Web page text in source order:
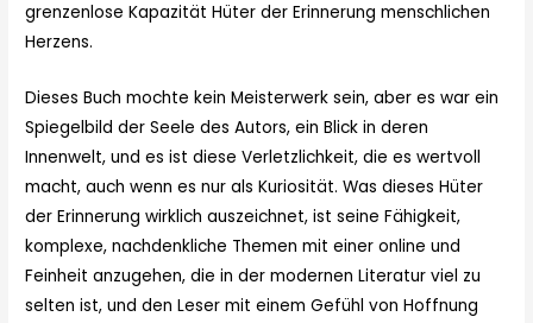
grenzenlose Kapazität Hüter der Erinnerung menschlichen
Herzens.
Dieses Buch mochte kein Meisterwerk sein, aber es war ein
Spiegelbild der Seele des Autors, ein Blick in deren
Innenwelt, und es ist diese Verletzlichkeit, die es wertvoll
macht, auch wenn es nur als Kuriosität. Was dieses Hüter
der Erinnerung wirklich auszeichnet, ist seine Fähigkeit,
komplexe, nachdenkliche Themen mit einer online und
Feinheit anzugehen, die in der modernen Literatur viel zu
selten ist, und den Leser mit einem Gefühl von Hoffnung